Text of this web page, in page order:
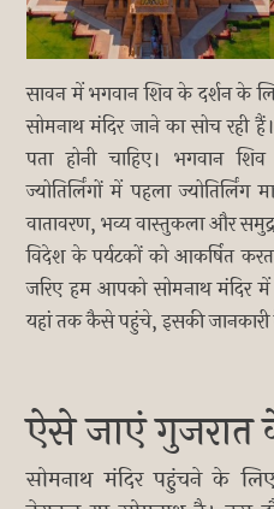
सावन में भगवान शिव के दर्शन के
सोमनाथ मंदिर जाने का सोच रही
पता होनी चाहिए। भगवान
ज्योतिर्लिंगों में पहला
वातावरण, भव्य वास्तुकला और
विदेश के पर्यटकों को आकर्षित
जरिए हम आपको सोमनाथ मंदिर
यहां तक कैसे पहुंचे, इसकी जानकारी
ऐसे जाएं गुजरात
सोमनाथ मंदिर पहुंचने के